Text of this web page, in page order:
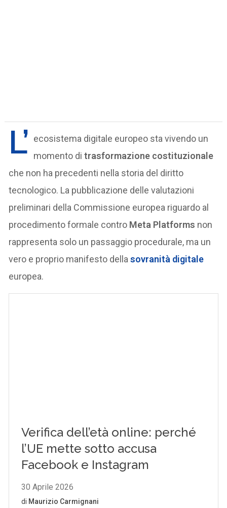
L’ ecosistema digitale europeo sta vivendo un
momento ditrasformazione costituzionale
che non ha precedenti nella storia del diritto
tecnologico. La pubblicazione delle valutazioni
preliminari della Commissione europea riguardo al
procedimento formale contro Meta Platforms non
rappresenta solo un passaggio procedurale, ma un
vero e proprio manifesto dellasovranità digitale
europea.